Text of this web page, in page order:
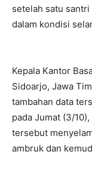
setelah satu
dalam kondisi
Kepala Kantor
Sidoarjo, Jawa
tambahan data
pada Jumat (3/
tersebut
ambruk dan